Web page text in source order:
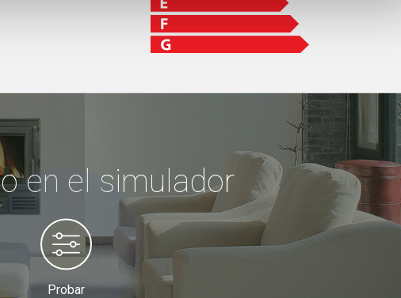
en el simulador
Probar